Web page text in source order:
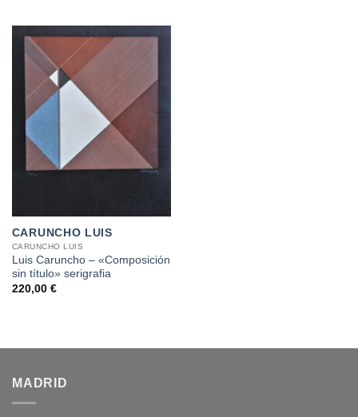
CARUNCHO LUIS
CARUNCHO LUIS
Luis Caruncho – «Composición
sin título» serigrafia
220,00 €
MADRID